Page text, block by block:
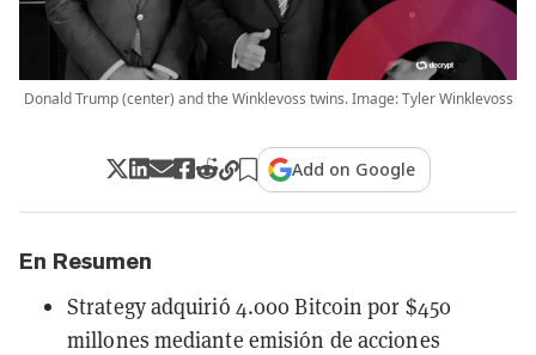
Donald Trump (center) and the Winklevoss twins. Image: Tyler Winklevoss
Add on Google
En Resumen
Strategy adquirió 4.000 Bitcoin por $450
millones mediante emisión de acciones